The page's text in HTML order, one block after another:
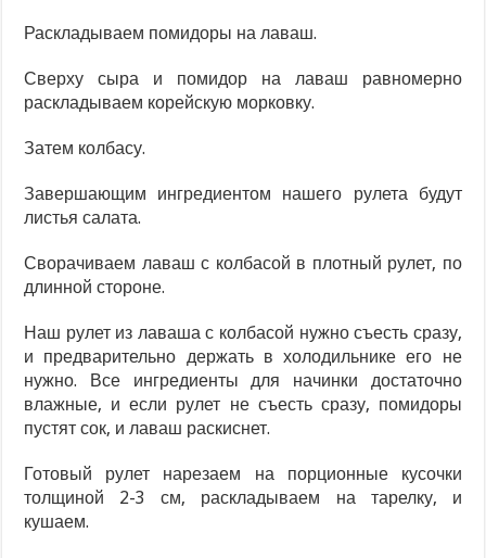
Раскладываем помидоры на лаваш.
Сверху сыра и помидор на лаваш равномерно
раскладываем корейскую морковку.
Затем колбасу.
Завершающим ингредиентом нашего рулета будут
листья салата.
Сворачиваем лаваш с колбасой в плотный рулет, по
длинной стороне.
Наш рулет из лаваша с колбасой нужно съесть сразу,
и предварительно держать в холодильнике его не
нужно. Все ингредиенты для начинки достаточно
влажные, и если рулет не съесть сразу, помидоры
пустят сок, и лаваш раскиснет.
Готовый рулет нарезаем на порционные кусочки
толщиной 2-3 см, раскладываем на тарелку, и
кушаем.